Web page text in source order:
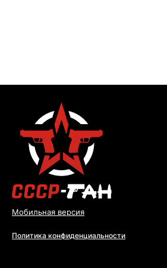
Мобильная версия
Политика конфиденциальности